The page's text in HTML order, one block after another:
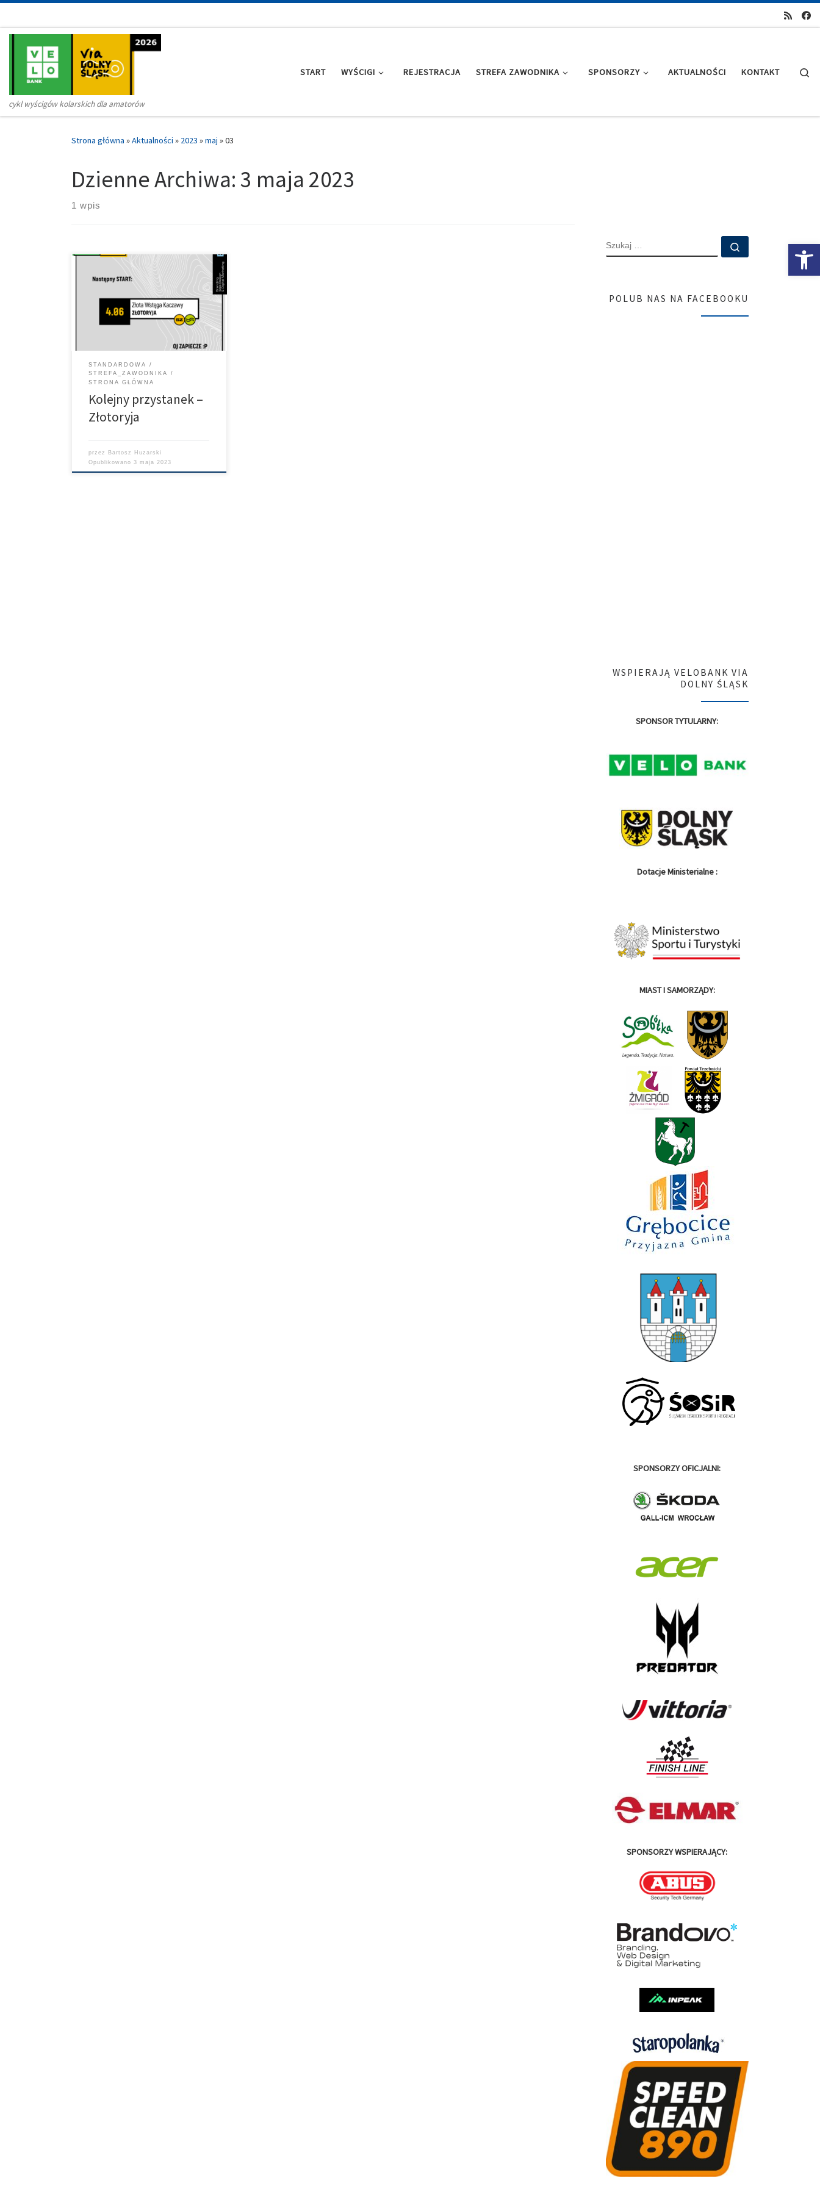
cykl wyścigów kolarskich dla amatorów
START WYŚCIGI REJESTRACJA STREFA ZAWODNIKA SPONSORZY AKTUALNOŚCI KONTAKT
Strona główna »Aktualności » 2023 »maj »03
Dzienne Archiwa:3 maja 2023
1 wpis
Zapraszamy do Złotoryi na kolejny
etap cyklu VeloBank VIA Dolny Śląsk.
Złotoryja i piękna trasa prowadząca
wzdłuż rzeki Kaczawy.
STANDARDOWA
STREFA_ZAWODNIKA
STRONA GŁÓWNA
Kolejny przystanek –
Złotoryja
przez Bartosz Huzarski
Opublikowano3 maja 2023
SZUKAJ
POLUB NAS NA FACEBOOKU
WSPIERAJĄ VELOBANK VIA
DOLNY ŚLĄSK
SPONSOR TYTULARNY:
Dotacje Ministerialne :
MIAST I SAMORZĄDY:
SPONSORZY OFICJALNI:
SPONSORZY WSPIERAJĄCY: